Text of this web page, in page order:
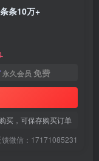
条10万+
永久会员 免费
买，可保存购买订单
微信：17171085231